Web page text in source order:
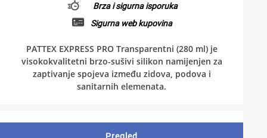
Brza i sigurna isporuka
Sigurna web kupovina
PATTEX EXPRESS PRO Transparentni (280 ml) je
visokokvalitetni brzo-sušivi silikon namijenjen za
zaptivanje spojeva između zidova, podova i
sanitarnih elemenata.